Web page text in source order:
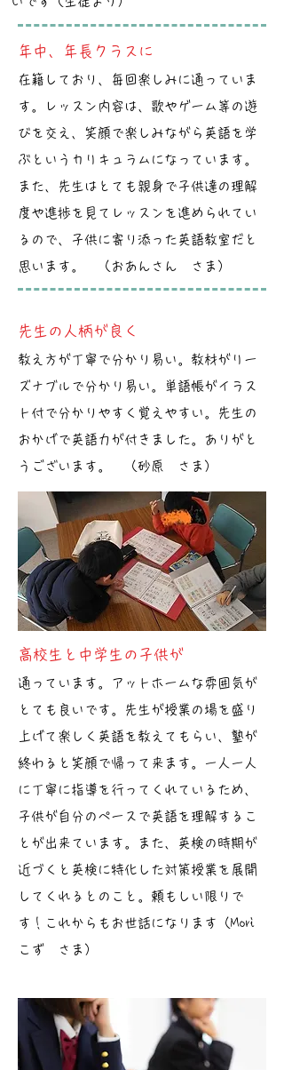
年中、年長クラスに
在籍しており、毎回楽しみに通っていま
す。レッスン内容は、歌やゲーム等の遊
びを交え、笑顔で楽しみながら英語を学
ぶというカリキュラムになっています。
また、先生はとても親身で子供達の理解
度や進捗を見てレッスンを進められてい
るので、子供に寄り添った英語教室だと
思います。 （おあんさん さま）
先生の人柄が良く
教え方が丁寧で分かり易い。教材がリー
ズナブルで分かり易い。単語帳がイラス
ト付で分かりやすく覚えやすい。先生の
おかげで英語力が付きました。ありがと
うございます。 （砂原 さま）
高校生と中学生の子供が
通っています。アットホームな雰囲気が
とても良いです。先生が授業の場を盛り
上げて楽しく英語を教えてもらい、塾が
終わると笑顔で帰って来ます。一人一人
に丁寧に指導を行ってくれているため、
子供が自分のペースで英語を理解するこ
とが出来ています。また、英検の時期が
近づくと英検に特化した対策授業を展開
してくれるとのこと。頼もしい限りで
す！これからもお世話になります（Mori
こず さま）